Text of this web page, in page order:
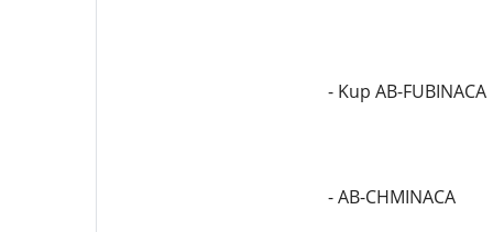
- Kup AB-FUBINACA
- AB-CHMINACA